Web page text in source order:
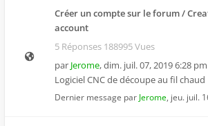
Créer un compte sur le forum /
account
5 Réponses 188995 Vues
par Jerome,dim. juil. 07, 2019 6:28 pm
Logiciel CNC de découpe au fil chaud
Dernier message par Jerome, jeu. juil.